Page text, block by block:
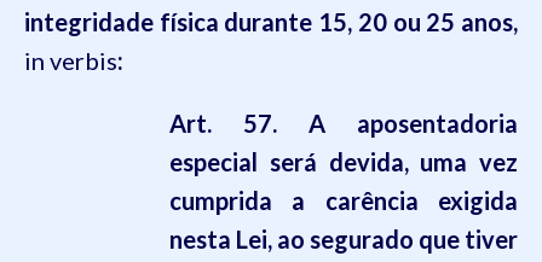
integridade física durante 15, 20 ou 25 anos,
in verbis:
Art. 57. A aposentadoria
especial será devida, uma vez
cumprida a carência exigida
nesta Lei, ao segurado que tiver